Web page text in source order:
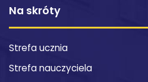
Na skróty
Strefa ucznia
Strefa nauczyciela